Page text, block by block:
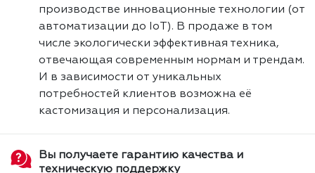
производстве инновационные технологии (от
автоматизации до IoT). В продаже в том
числе экологически эффективная техника,
отвечающая современным нормам и трендам.
И в зависимости от уникальных
потребностей клиентов возможна её
кастомизация и персонализация.
Вы получаете гарантию качества и
техническую поддержку